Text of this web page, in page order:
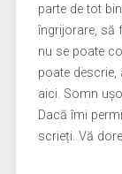
parte de tot
îngrijorare, să
nu se poate
poate
aici. Somn
Dacă îmi
scrieți. Vă